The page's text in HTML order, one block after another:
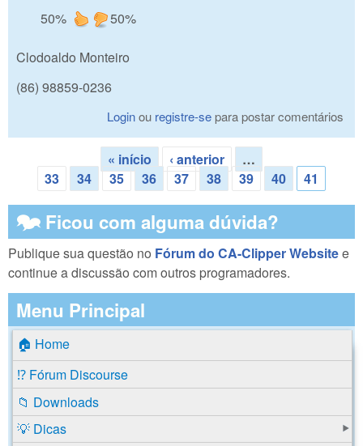
50% 50%
Clodoaldo Monteiro
(86) 98859-0236
Loginou registre-separa postar comentários
Páginas
« início ‹ anterior
…
33
34 35 36 37 38 39 40 41
🗫 Ficou com alguma dúvida?
Publique sua questão no Fórum do CA-Clipper Websitee
continue a discussão com outros programadores.
Menu Principal
🏠 Home
⁉️ Fórum Discourse
📁 Downloads
💡 Dicas